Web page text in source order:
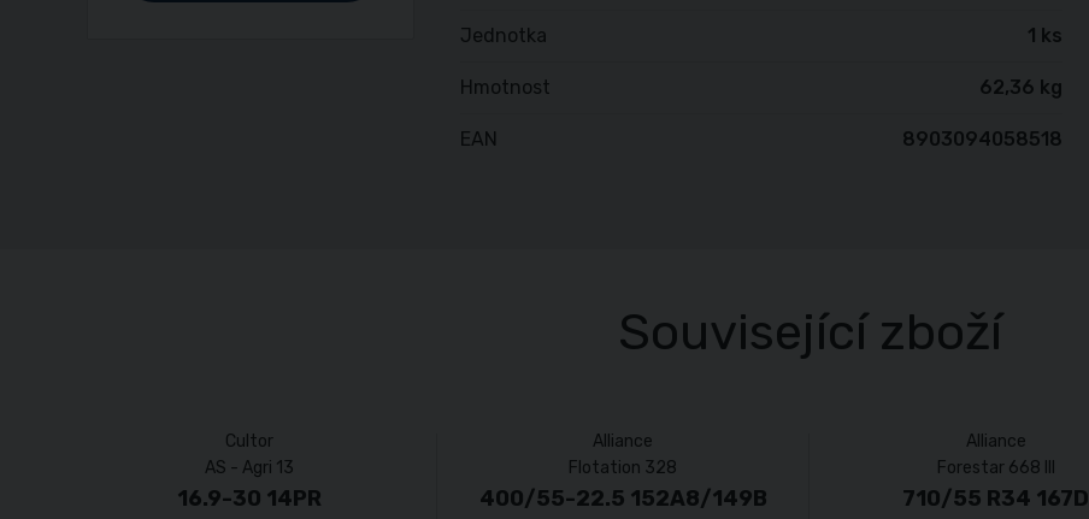
Jednotka 1 ks
Hmotnost 62,36 kg
EAN 8903094058518
Související zboží
Cultor
AS - Agri 13
16.9-30 14PR
Alliance
Flotation 328
400/55-22.5 152A8/149B
Alliance
Forestar 668 III
710/55 R34 167D